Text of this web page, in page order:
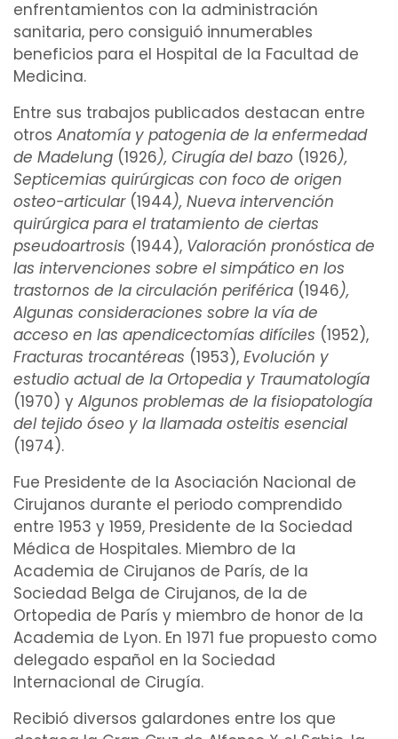
enfrentamientos con la administración
sanitaria, pero consiguió innumerables
beneficios para el Hospital de la Facultad de
Medicina.
Entre sus trabajos publicados destacan entre
otros Anatomía y patogenia de la enfermedad
de Madelung (1926), Cirugía del bazo (1926),
Septicemias quirúrgicas con foco de origen
osteo-articular (1944), Nueva intervención
quirúrgica para el tratamiento de ciertas
pseudoartrosis (1944), Valoración pronóstica de
las intervenciones sobre el simpático en los
trastornos de la circulación periférica (1946),
Algunas consideraciones sobre la vía de
acceso en las apendicectomías difíciles (1952),
Fracturas trocantéreas (1953), Evolución y
estudio actual de la Ortopedia y Traumatología
(1970) y Algunos problemas de la fisiopatología
del tejido óseo y la llamada osteitis esencial
(1974).
Fue Presidente de la Asociación Nacional de
Cirujanos durante el periodo comprendido
entre 1953 y 1959, Presidente de la Sociedad
Médica de Hospitales. Miembro de la
Academia de Cirujanos de París, de la
Sociedad Belga de Cirujanos, de la de
Ortopedia de París y miembro de honor de la
Academia de Lyon. En 1971 fue propuesto como
delegado español en la Sociedad
Internacional de Cirugía.
Recibió diversos galardones entre los que